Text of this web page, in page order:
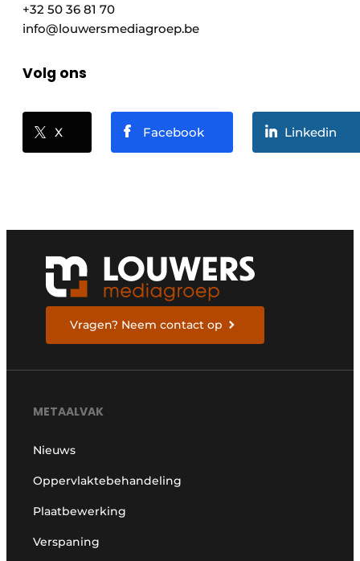
+32 50 36 81 70
info@louwersmediagroep.be
Volg ons
X Facebook Linkedin
Vragen? Neem contact op
METAALVAK
Nieuws
Oppervlaktebehandeling
Plaatbewerking
Verspaning